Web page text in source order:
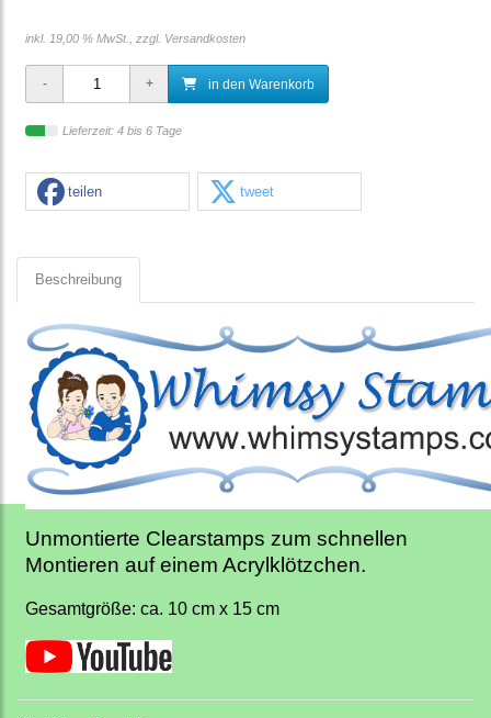
inkl. 19,00 % MwSt., zzgl. Versandkosten
in den Warenkorb
Lieferzeit: 4 bis 6 Tage
teilen tweet
Beschreibung
Unmontierte Clearstamps zum schnellen
Montieren auf einem Acrylklötzchen.
Gesamtgröße: ca. 10 cm x 15 cm